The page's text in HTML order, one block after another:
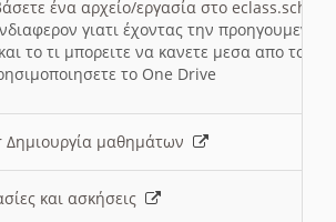
ένα αρχείο/εργασία στο eclass.sch.gr
γιατι έχοντας την
το τι μπορειτε να κανετε μεσα απο το
το One Drive
Δημιουργία μαθημάτων
και ασκήσεις